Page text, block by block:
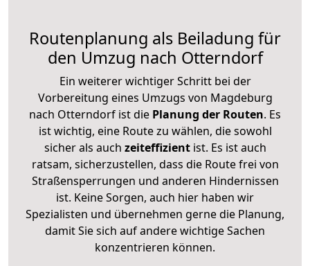
Routenplanung als Beiladung für
den Umzug nach Otterndorf
Ein weiterer wichtiger Schritt bei der
Vorbereitung eines Umzugs von Magdeburg
nach Otterndorf ist die Planung der Routen. Es
ist wichtig, eine Route zu wählen, die sowohl
sicher als auch zeiteffizientist. Es ist auch
ratsam, sicherzustellen, dass die Route frei von
Straßensperrungen und anderen Hindernissen
ist. Keine Sorgen, auch hier haben wir
Spezialisten und übernehmen gerne die Planung,
damit Sie sich auf andere wichtige Sachen
konzentrieren können.